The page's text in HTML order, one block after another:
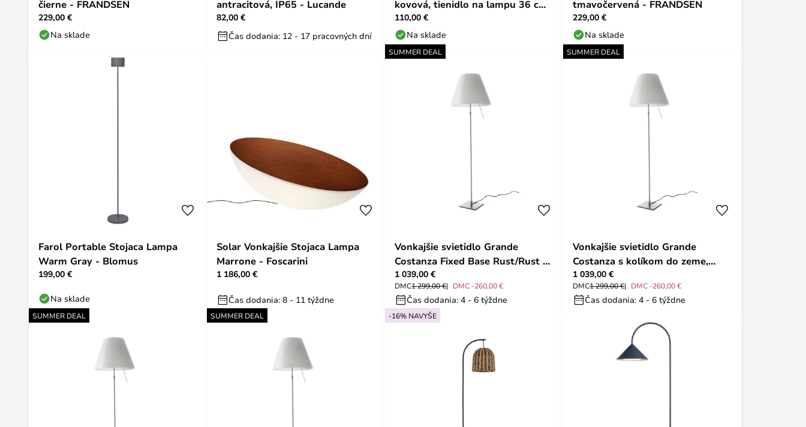
čierne - FRANDSEN
229,00 €
Na sklade
antracitová, IP65 - Lucande
82,00 €
Čas dodania: 12 - 17 pracovných dní
kovová, tienidlo na lampu 36 cm
- Nordlux
110,00 €
Na sklade
tmavočervená - FRANDSEN
229,00 €
Na sklade
Farol Portable Stojaca Lampa
Warm Gray - Blomus
199,00 €
Na sklade
Solar Vonkajšie Stojaca Lampa
Marrone - Foscarini
1 186,00 €
Čas dodania: 8 - 11 týždne
SUMMER DEAL
Vonkajšie svietidlo Grande
Costanza Fixed Base Rust/Rust -
Luceplan
1 039,00 €
DMC1 299,00 € DMC -260,00 €
Čas dodania: 4 - 6 týždne
SUMMER DEAL
Vonkajšie svietidlo Grande
Costanza s kolíkom do zeme,
hrdzavé/zelené – Luceplan
1 039,00 €
DMC1 299,00 € DMC -260,00 €
Čas dodania: 4 - 6 týždne
SUMMER DEAL SUMMER DEAL -16% NAVYŠE